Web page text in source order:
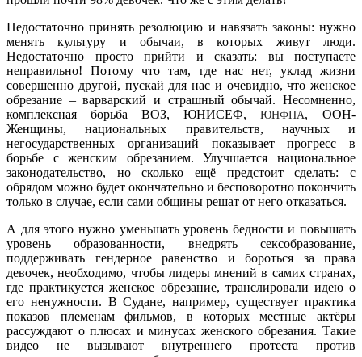
Недостаточно принять резолюцию и навязать законы: нужно
менять культуру и обычаи, в которых живут люди.
Недостаточно просто прийти и сказать: вы поступаете
неправильно! Потому что там, где нас нет, уклад жизни
совершенно другой, пускай для нас и очевидно, что женское
обрезание – варварский и страшный обычай. Несомненно,
комплексная борьба ВОЗ, ЮНИСЕФ, ЮНФПА, ООН-
Женщины, национальных правительств, научных и
негосударственных организаций показывает прогресс в
борьбе с женским обрезанием. Улучшается национальное
законодательство, но сколько ещё предстоит сделать: с
обрядом можно будет окончательно и бесповоротно покончить
только в случае, если сами общины решат от него отказаться.
А для этого нужно уменьшать уровень бедности и повышать
уровень образованности, внедрять сексобразование,
поддерживать гендерное равенство и бороться за права
девочек, необходимо, чтобы лидеры мнений в самих странах,
где практикуется женское обрезание, транслировали идею о
его ненужности. В Судане, например, существует практика
показов племенам фильмов, в которых местные актёры
рассуждают о плюсах и минусах женского обрезания. Такие
видео не вызывают внутреннего протеста против